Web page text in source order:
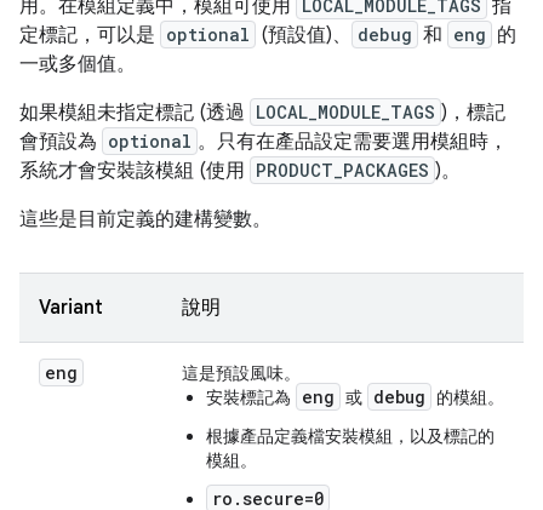
用。在模組定義中，模組可使用 LOCAL_MODULE_TAGS 指
定標記，可以是 optional (預設值)、 debug 和 eng 的
一或多個值。
如果模組未指定標記 (透過 LOCAL_MODULE_TAGS )，標記
會預設為 optional 。只有在產品設定需要選用模組時，
系統才會安裝該模組 (使用 PRODUCT_PACKAGES )。
這些是目前定義的建構變數。
Variant 說明
eng
這是預設風味。
安裝標記為
eng 或 debug
的模組。
根據產品定義檔安裝模組，以及標記的
模組。
ro.secure=0